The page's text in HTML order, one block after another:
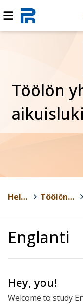
Töölön
Helsinki Töölön yhteiskoulu
Englanti
Hey, you!
Welcome to study